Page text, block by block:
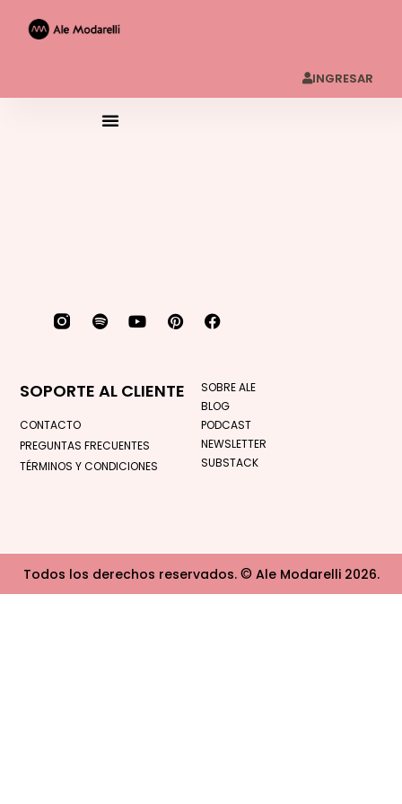
INGRESAR
SOBRE ALE
BLOG
PODCAST
NEWSLETTER
SUBSTACK
SOPORTE AL CLIENTE
CONTACTO
PREGUNTAS FRECUENTES
TÉRMINOS Y CONDICIONES
Todos los derechos reservados. © Ale Modarelli 2026.